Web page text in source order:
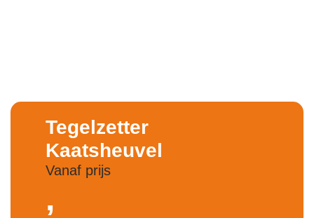
Tegelzetter
Kaatsheuvel
Vanaf prijs
,